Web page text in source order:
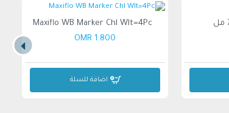
Maxiflo WB Marker Chl Wlt=4Pc
1.800 OMR
اضافة للسلة